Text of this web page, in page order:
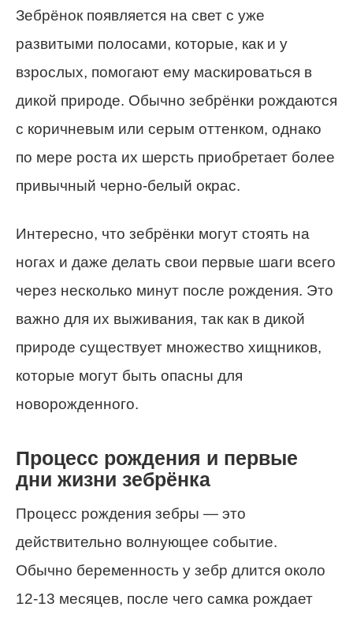
Зебрёнок появляется на свет с уже
развитыми полосами, которые, как и у
взрослых, помогают ему маскироваться в
дикой природе. Обычно зебрёнки рождаются
с коричневым или серым оттенком, однако
по мере роста их шерсть приобретает более
привычный черно-белый окрас.
Интересно, что зебрёнки могут стоять на
ногах и даже делать свои первые шаги всего
через несколько минут после рождения. Это
важно для их выживания, так как в дикой
природе существует множество хищников,
которые могут быть опасны для
новорожденного.
Процесс рождения и первые
дни жизни зебрёнка
Процесс рождения зебры — это
действительно волнующее событие.
Обычно беременность у зебр длится около
12-13 месяцев, после чего самка рождает